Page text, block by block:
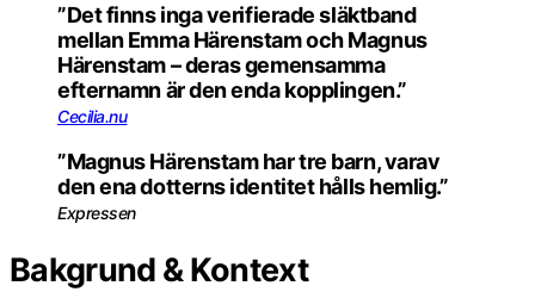
”Det finns inga verifierade släktband
mellan Emma Härenstam och Magnus
Härenstam – deras gemensamma
efternamn är den enda kopplingen.”
Cecilia.nu
”Magnus Härenstam har tre barn, varav
den ena dotterns identitet hålls hemlig.”
Expressen
Bakgrund & Kontext